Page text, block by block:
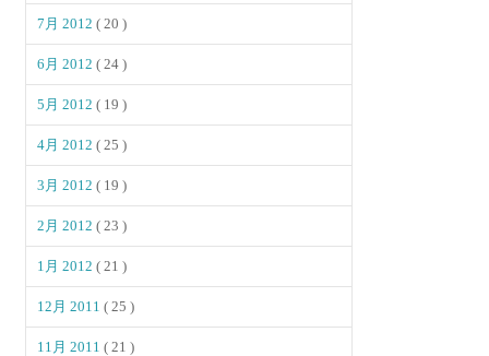
7月 2012( 20 )
6月 2012( 24 )
5月 2012( 19 )
4月 2012( 25 )
3月 2012( 19 )
2月 2012( 23 )
1月 2012( 21 )
12月 2011( 25 )
11月 2011( 21 )